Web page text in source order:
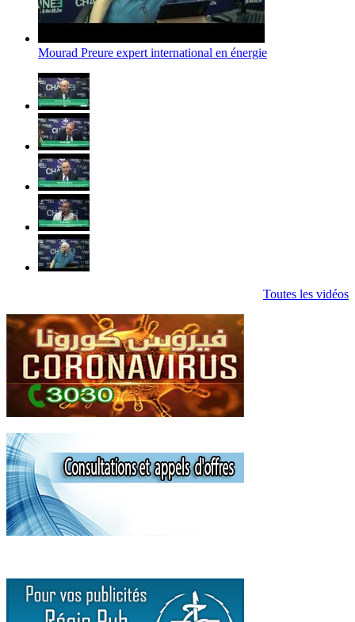
Mourad Preure expert international en énergie
Toutes les vidéos